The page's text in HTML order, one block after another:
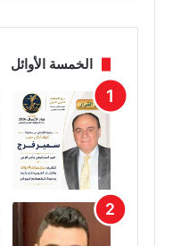
الخمسة الأوائل